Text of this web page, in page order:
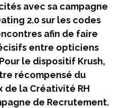
avec sa campagne
2.0 sur les codes
afin de faire
entre opticiens
le dispositif Krush,
récompensé du
de la Créativité RH
de Recrutement.